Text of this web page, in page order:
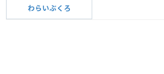
わらいぶくろ